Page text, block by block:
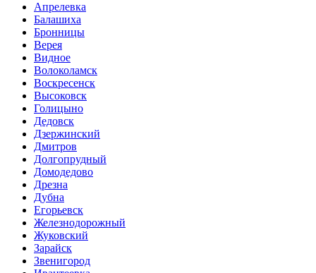
Апрелевка
Балашиха
Бронницы
Верея
Видное
Волоколамск
Воскресенск
Высоковск
Голицыно
Дедовск
Дзержинский
Дмитров
Долгопрудный
Домодедово
Дрезна
Дубна
Егорьевск
Железнодорожный
Жуковский
Зарайск
Звенигород